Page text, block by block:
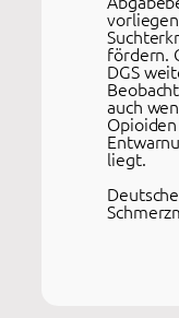
fördern.
DGS
auch
liegt.